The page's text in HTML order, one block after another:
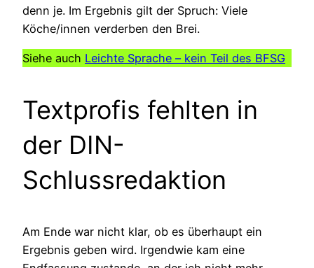
denn je. Im Ergebnis gilt der Spruch: Viele
Köche/innen verderben den Brei.
Siehe auch Leichte Sprache – kein Teil des BFSG
Textprofis fehlten in
der DIN-
Schlussredaktion
Am Ende war nicht klar, ob es überhaupt ein
Ergebnis geben wird. Irgendwie kam eine